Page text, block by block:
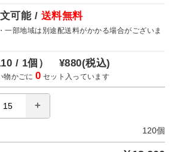
可能 / 送料無料
部地域は別途配送料がかかる場合がございま
/ 1個） ¥880(税込)
物かごに0 セット入っています
120個